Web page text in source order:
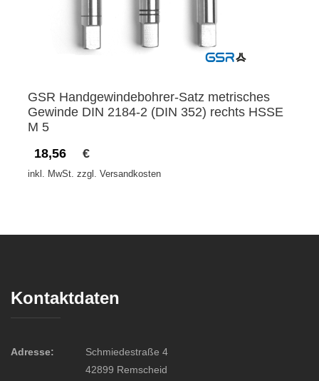
GSR Handgewindebohrer-Satz metrisches
Gewinde DIN 2184-2 (DIN 352) rechts HSSE
M 5
18,56
€
inkl. MwSt. zzgl. Versandkosten
Kontaktdaten
Adresse:
Schmiedestraße 4
42899 Remscheid